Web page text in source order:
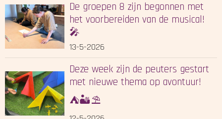
De groepen 8 zijn begonnen met
het voorbereiden van de musical!
🎤
13-5-2026
Deze week zijn de peuters gestart
met nieuwe thema op avontuur!
⛺️🏜️⛱️